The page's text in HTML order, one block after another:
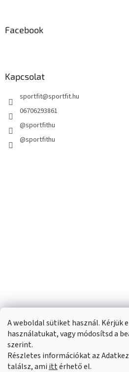
A weboldal sütiket használ. Kérjük
használatukat, vagy módosítsd a
szerint.
Részletes információkat az
találsz, ami ittérhető el.
Facebook
Kapcsolat
sportfit@sportfit.hu
06706293861
@sportfithu
@sportfithu
Shoptet